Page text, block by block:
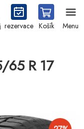
rezervace Košík Menu
65 R 17